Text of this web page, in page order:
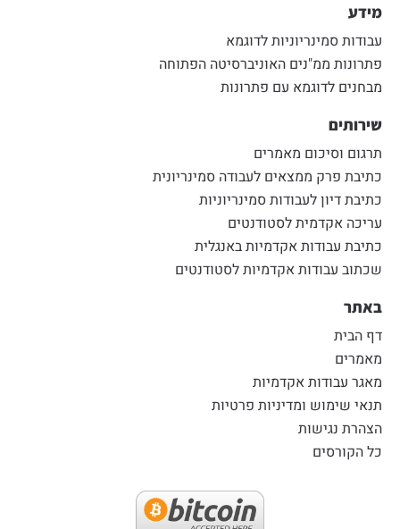
מידע
עבודות סמינריוניות לדוגמא
פתרונות ממ"נים האוניברסיטה הפתוחה
מבחנים לדוגמא עם פתרונות
שירותים
תרגום וסיכום מאמרים
כתיבת פרק ממצאים לעבודה סמינריונית
כתיבת דיון לעבודות סמינריוניות
עריכה אקדמית לסטודנטים
כתיבת עבודות אקדמיות באנגלית
שכתוב עבודות אקדמיות לסטודנטים
באתר
דף הבית
מאמרים
מאגר עבודות אקדמיות
תנאי שימוש ומדיניות פרטיות
הצהרת נגישות
כל הקורסים